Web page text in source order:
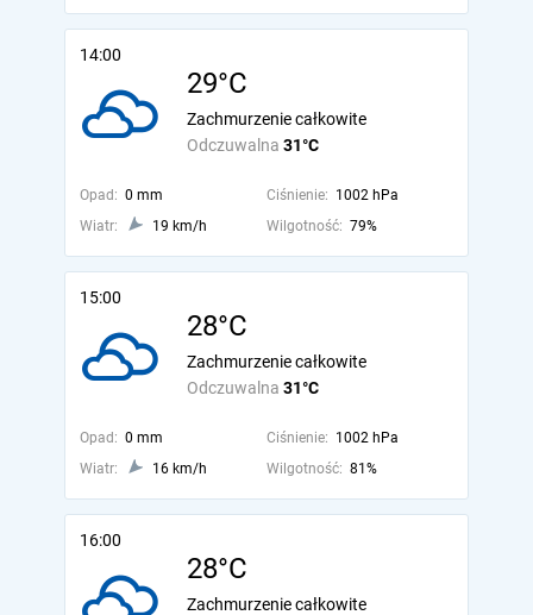
14:00
29°C
Odczuwalna 31°C
Zachmurzenie całkowite
Opad: 0 mm Ciśnienie: 1002 hPa
Wiatr:
19 km/h Wilgotność: 79%
15:00
28°C
Odczuwalna 31°C
Zachmurzenie całkowite
Opad: 0 mm Ciśnienie: 1002 hPa
Wiatr:
16 km/h Wilgotność: 81%
16:00
28°C
Zachmurzenie całkowite